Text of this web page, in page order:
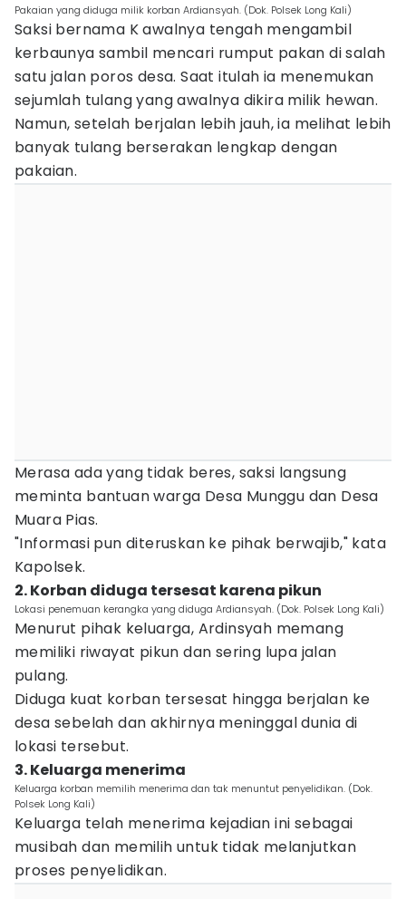
Pakaian yang diduga milik korban Ardiansyah. (Dok. Polsek Long Kali)
Saksi bernama K awalnya tengah mengambil
kerbaunya sambil mencari rumput pakan di salah
satu jalan poros desa. Saat itulah ia menemukan
sejumlah tulang yang awalnya dikira milik hewan.
Namun, setelah berjalan lebih jauh, ia melihat lebih
banyak tulang berserakan lengkap dengan
pakaian.
Merasa ada yang tidak beres, saksi langsung
meminta bantuan warga Desa Munggu dan Desa
Muara Pias.
"Informasi pun diteruskan ke pihak berwajib," kata
Kapolsek.
2. Korban diduga tersesat karena pikun
Lokasi penemuan kerangka yang diduga Ardiansyah. (Dok. Polsek Long Kali)
Menurut pihak keluarga, Ardinsyah memang
memiliki riwayat pikun dan sering lupa jalan
pulang.
Diduga kuat korban tersesat hingga berjalan ke
desa sebelah dan akhirnya meninggal dunia di
lokasi tersebut.
3. Keluarga menerima
Keluarga korban memilih menerima dan tak menuntut penyelidikan. (Dok.
Polsek Long Kali)
Keluarga telah menerima kejadian ini sebagai
musibah dan memilih untuk tidak melanjutkan
proses penyelidikan.